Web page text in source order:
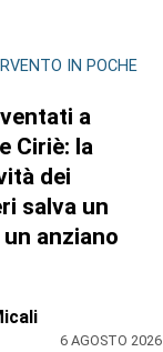
IN POCHE
a
Ciriè: la
dei
salva un
anziano
6 AGOSTO 2026